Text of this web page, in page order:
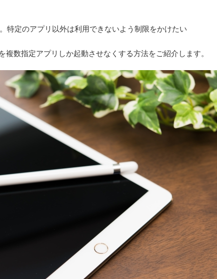
特定のアプリ以外は利用できないよう制限をかけたい
複数指定アプリしか起動させなくする方法をご紹介します。